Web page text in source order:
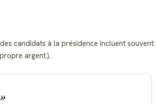
candidats à la présidence incluent souvent
argent.).